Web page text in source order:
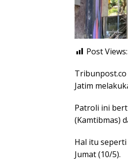
Post
Tribunpost.co
Jatim
Patroli ini
(Kamtibmas)
Hal itu seperti
Jumat (10/5).